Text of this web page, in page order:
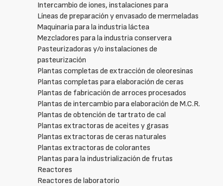
Intercambio de iones, instalaciones para
Líneas de preparación y envasado de mermeladas
Maquinaria para la industria láctea
Mezcladores para la industria conservera
Pasteurizadoras y/o instalaciones de
pasteurización
Plantas completas de extracción de oleoresinas
Plantas completas para elaboración de ceras
Plantas de fabricación de arroces procesados
Plantas de intercambio para elaboración de M.C.R.
Plantas de obtención de tartrato de cal
Plantas extractoras de aceites y grasas
Plantas extractoras de ceras naturales
Plantas extractoras de colorantes
Plantas para la industrialización de frutas
Reactores
Reactores de laboratorio